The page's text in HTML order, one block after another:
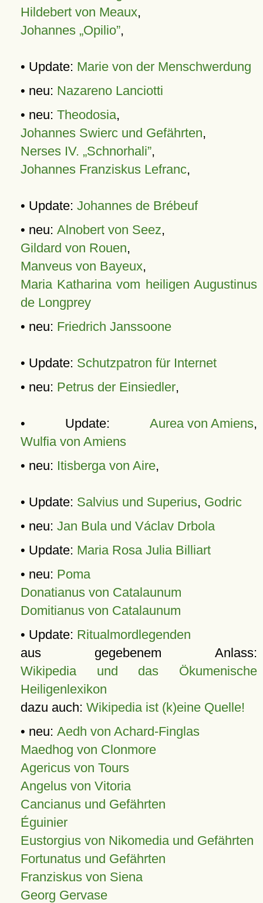
Hildebert von Meaux,
Johannes „Opilio”,
• Update: Marie von der Menschwerdung
• neu: Nazareno Lanciotti
• neu: Theodosia,
Johannes Swierc und Gefährten,
Nerses IV. „Schnorhali”,
Johannes Franziskus Lefranc,
• Update: Johannes de Brébeuf
• neu: Alnobert von Seez,
Gildard von Rouen,
Manveus von Bayeux,
Maria Katharina vom heiligen Augustinus
de Longprey
• neu: Friedrich Janssoone
• Update: Schutzpatron für Internet
• neu: Petrus der Einsiedler,
• Update: Aurea von Amiens,
Wulfia von Amiens
• neu: Itisberga von Aire,
• Update: Salvius und Superius, Godric
• neu: Jan Bula und Václav Drbola
• Update: Maria Rosa Julia Billiart
• neu: Poma
Donatianus von Catalaunum
Domitianus von Catalaunum
• Update: Ritualmordlegenden
aus gegebenem Anlass:
Wikipedia und das Ökumenische
Heiligenlexikon
dazu auch: Wikipedia ist (k)eine Quelle!
• neu: Aedh von Achard-Finglas
Maedhog von Clonmore
Agericus von Tours
Angelus von Vitoria
Cancianus und Gefährten
Éguinier
Eustorgius von Nikomedia und Gefährten
Fortunatus und Gefährten
Franziskus von Siena
Georg Gervase